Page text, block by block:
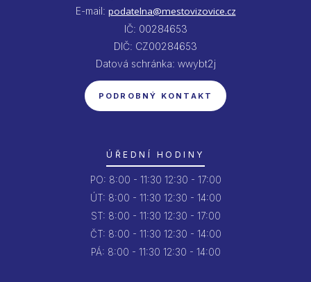
E-mail: podatelna@mestovizovice.cz
IČ: 00284653
DIČ: CZ00284653
Datová schránka: wwybt2j
PODROBNÝ KONTAKT
ÚŘEDNÍ HODINY
PO: 8:00 - 11:30 12:30 - 17:00
ÚT: 8:00 - 11:30 12:30 - 14:00
ST: 8:00 - 11:30 12:30 - 17:00
ČT: 8:00 - 11:30 12:30 - 14:00
PÁ: 8:00 - 11:30 12:30 - 14:00